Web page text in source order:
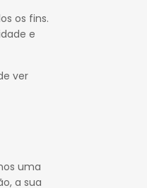
os fins.
e
ver
uma
a sua